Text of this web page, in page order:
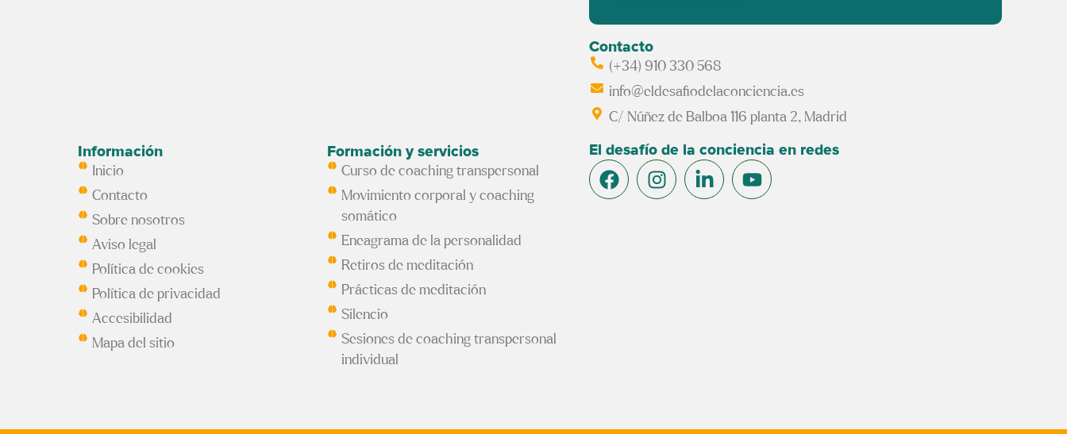
Información
Inicio
Contacto
Sobre nosotros
Aviso legal
Política de cookies
Política de privacidad
Accesibilidad
Mapa del sitio
Formación y servicios
Curso de coaching transpersonal
Movimiento corporal y coaching
somático
Eneagrama de la personalidad
Retiros de meditación
Prácticas de meditación
Silencio
Sesiones de coaching transpersonal
individual
Contacto
(+34) 910 330 568
info@eldesafiodelaconciencia.es
C/ Núñez de Balboa 116 planta 2, Madrid
El desafío de la conciencia en redes